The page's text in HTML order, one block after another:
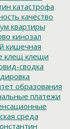
катастрофа
качество
квартиры
кинозал
кишечная
клещ клещи
сводка
образования
платежи
среда